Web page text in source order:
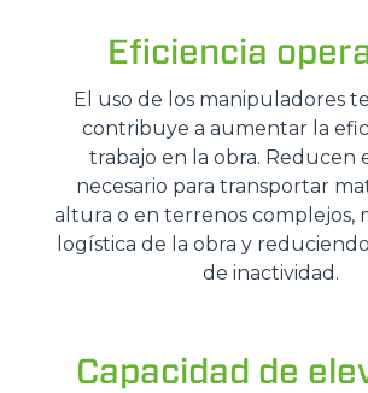
Eficiencia
El uso de los manipuladores
contribuye a aumentar la
trabajo en la obra. Reducen
necesario para transportar
altura o en terrenos complejos,
logística de la obra y
de inactividad.
Capacidad de